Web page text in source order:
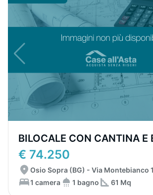
BILOCALE CON CANTINA E
€ 74.250
Osio Sopra (BG) - Via Montebianco 1
1 camera
1 bagno 61 Mq